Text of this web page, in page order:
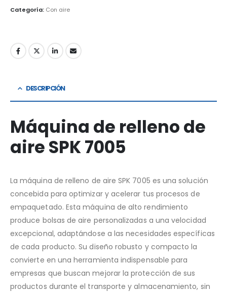
Categoría: Con aire
DESCRIPCIÓN
Máquina de relleno de
aire SPK 7005
La máquina de relleno de aire SPK 7005 es una solución
concebida para optimizar y acelerar tus procesos de
empaquetado. Esta máquina de alto rendimiento
produce bolsas de aire personalizadas a una velocidad
excepcional, adaptándose a las necesidades específicas
de cada producto. Su diseño robusto y compacto la
convierte en una herramienta indispensable para
empresas que buscan mejorar la protección de sus
productos durante el transporte y almacenamiento, sin